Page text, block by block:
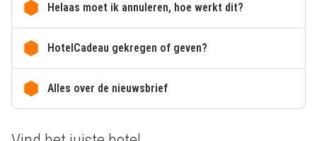
Helaas moet ik annuleren, hoe werkt dit?
HotelCadeau gekregen of geven?
Alles over de nieuwsbrief